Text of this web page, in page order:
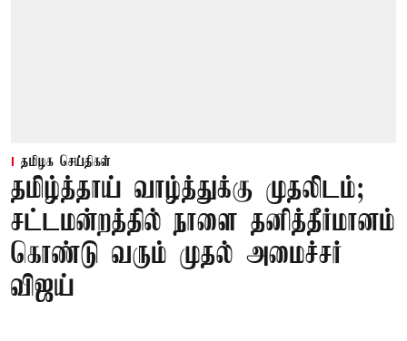
தமிழக செய்திகள்
தமிழ்த்தாய் வாழ்த்துக்கு முதலிடம்;
சட்டமன்றத்தில் நாளை தனித்தீர்மானம்
கொண்டு வரும் முதல் அமைச்சர்
விஜய்